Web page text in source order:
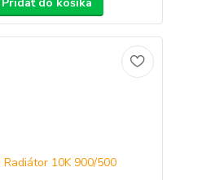
Pridať do košíka